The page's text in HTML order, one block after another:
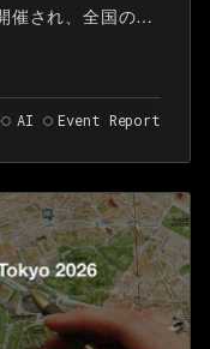
催され、全国の大
会し、AIに関す
チはスポンサー
AIを活用した取
な分野の最新の研
ブースでの取り
いて紹介しま
AI Event Report